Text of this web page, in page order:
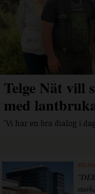
Telge Nät vill
med
"Vi har en bra dialog i